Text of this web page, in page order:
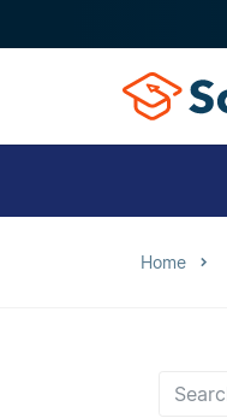
Home